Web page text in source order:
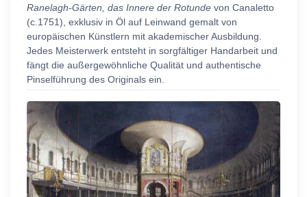
Ranelagh-Gärten, das Innere der Rotunde von Canaletto
(c.1751), exklusiv in Öl auf Leinwand gemalt von
europäischen Künstlern mit akademischer Ausbildung.
Jedes Meisterwerk entsteht in sorgfältiger Handarbeit und
fängt die außergewöhnliche Qualität und authentische
Pinselführung des Originals ein.